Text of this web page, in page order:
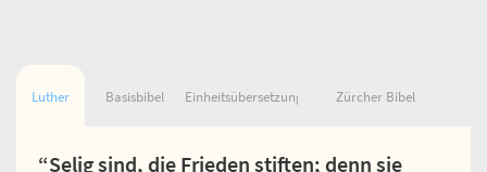
Luther Basisbibel Einheitsübersetzung Zürcher Bibel
“Selig sind, die Frieden stiften; denn sie